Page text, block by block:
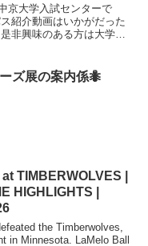
京大学入試センターで
紹介動画はいかがだった
非興味のある方は大学選
ズ展の案内係🐜
TIMBERWOLVES |
HIGHLIGHTS |
the Timberwolves,
in Minnesota. LaMelo Ball